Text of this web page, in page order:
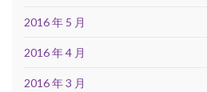
2016 年 5 月
2016 年 4 月
2016 年 3 月